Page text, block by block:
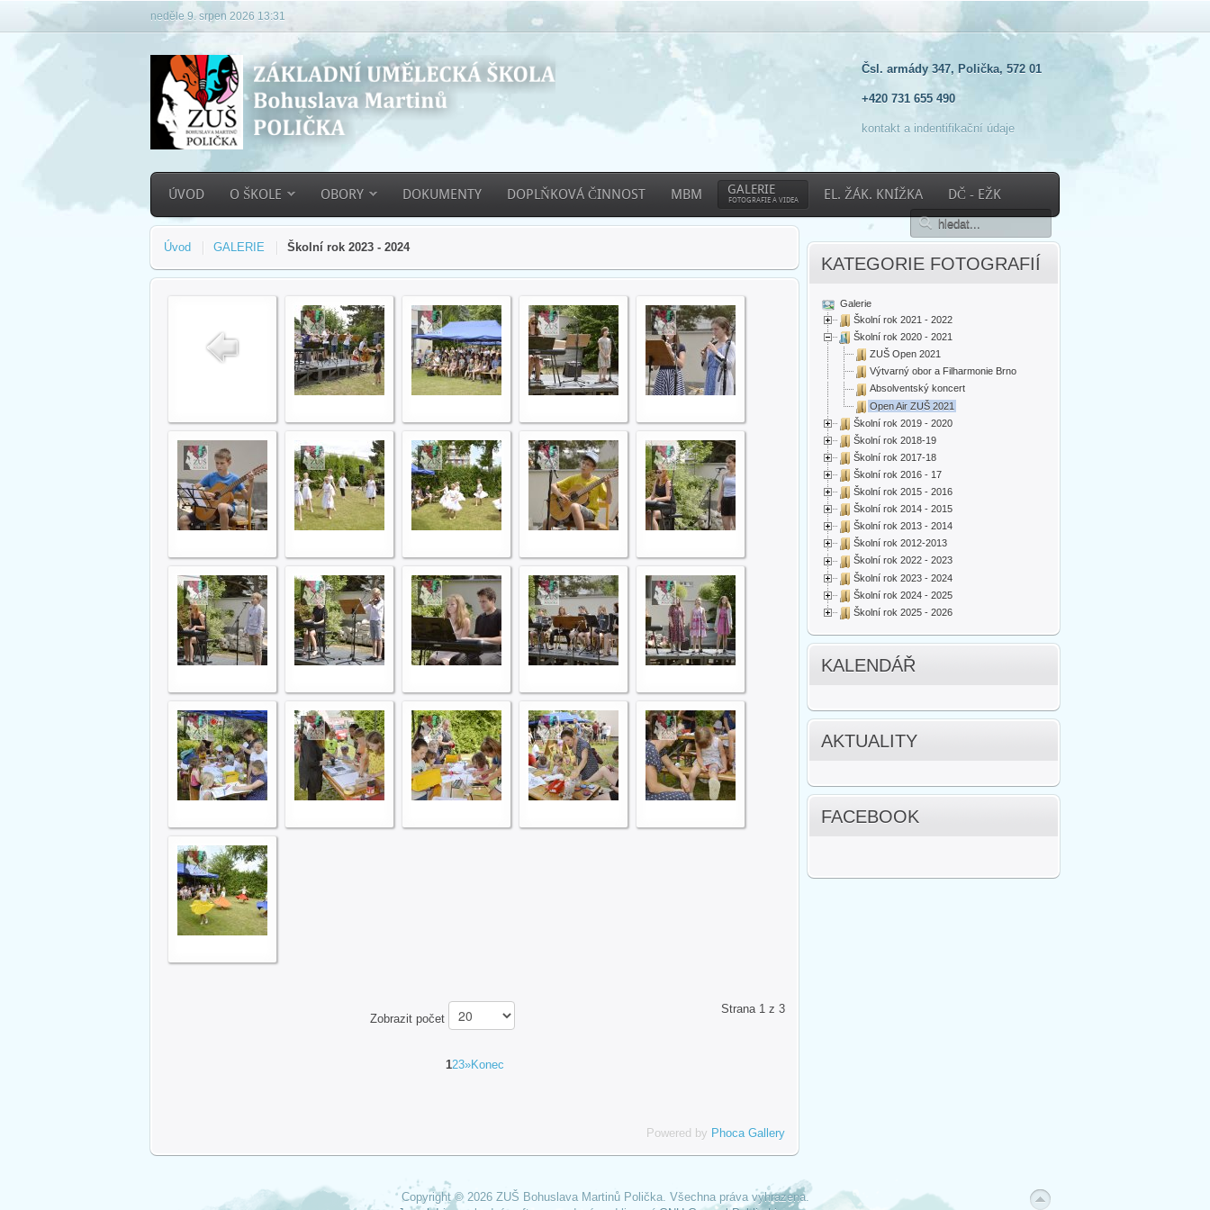
neděle 9. srpen 2026 13:31
Čsl. armády 347, Polička, 572 01
+420 731 655 490
kontakt a indentifikační údaje
ÚVOD O ŠKOLE OBORY DOKUMENTY DOPLŇKOVÁ ČINNOST MBM GALERIE
FOTOGRAFIE A VIDEA EL. ŽÁK. KNÍŽKA DČ - EŽK
Úvod GALERIE Školní rok 2023 - 2024
Zobrazit počet
Strana 1 z 3
123»Konec
Powered by Phoca Gallery
KATEGORIE FOTOGRAFIÍ
Galerie
Školní rok 2021 - 2022
Školní rok 2020 - 2021
ZUŠ Open 2021
Výtvarný obor a Filharmonie Brno
Absolventský koncert
Open Air ZUŠ 2021
Školní rok 2019 - 2020
Školní rok 2018-19
Školní rok 2017-18
Školní rok 2016 - 17
Školní rok 2015 - 2016
Školní rok 2014 - 2015
Školní rok 2013 - 2014
Školní rok 2012-2013
Školní rok 2022 - 2023
Školní rok 2023 - 2024
Školní rok 2024 - 2025
Školní rok 2025 - 2026
KALENDÁŘ
AKTUALITY
FACEBOOK
Copyright © 2026 ZUŠ Bohuslava Martinů Polička. Všechna práva vyhrazena.